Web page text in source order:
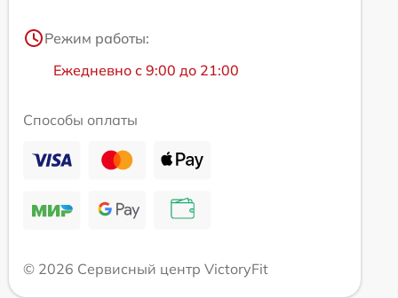
Режим работы:
Ежедневно с 9:00 до 21:00
Способы оплаты
© 2026 Сервисный центр VictoryFit